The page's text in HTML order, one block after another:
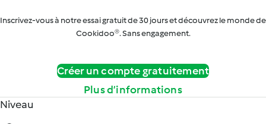
Inscrivez-vous à notre essai gratuit de 30 jours et découvrez le monde de
Cookidoo®. Sans engagement.
Créer un compte gratuitement
Plus d’informations
Niveau